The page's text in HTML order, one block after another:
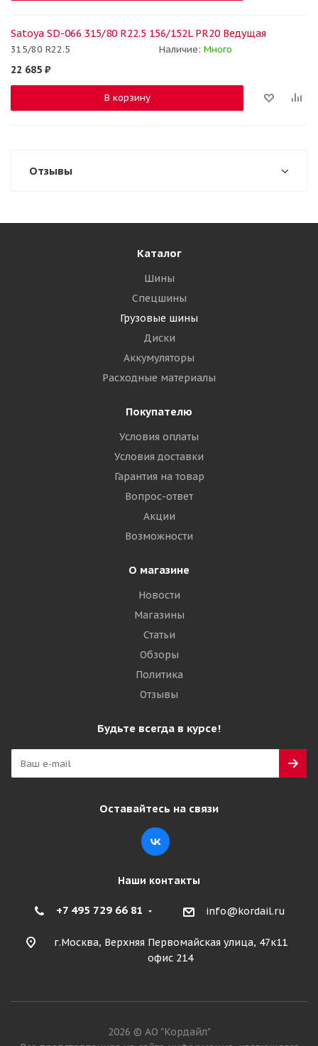
Satoya SD-066 315/80 R22.5 156/152L PR20 Ведущая
315/80 R22.5 Наличие: Много
22 685 ₽
В корзину
Отзывы
Каталог
Шины
Спецшины
Грузовые шины
Диски
Аккумуляторы
Расходные материалы
Покупателю
Условия оплаты
Условия доставки
Гарантия на товар
Вопрос-ответ
Акции
Возможности
О магазине
Новости
Магазины
Статьи
Обзоры
Политика
Отзывы
Будьте всегда в курсе!
Оставайтесь на связи
Наши контакты
+7 495 729 66 81 info@kordail.ru
г.Москва, Верхняя Первомайская улица, 47к11
офис 214
2026 © АО "Кордайл"